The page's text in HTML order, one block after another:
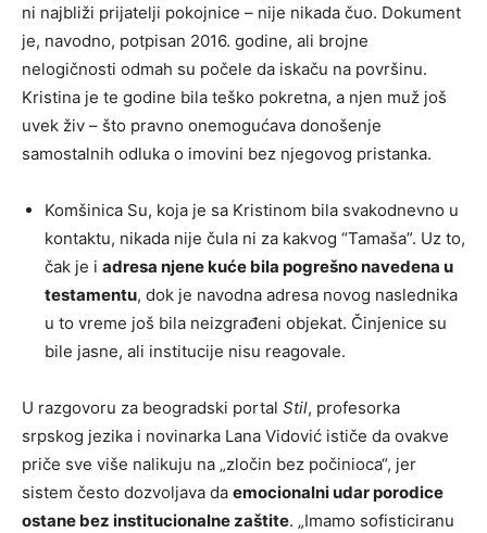
ni najbliži prijatelji pokojnice – nije nikada čuo. Dokument
je, navodno, potpisan 2016. godine, ali brojne
nelogičnosti odmah su počele da iskaču na površinu.
Kristina je te godine bila teško pokretna, a njen muž još
uvek živ – što pravno onemogućava donošenje
samostalnih odluka o imovini bez njegovog pristanka.
Komšinica Su, koja je sa Kristinom bila svakodnevno u
kontaktu, nikada nije čula ni za kakvog “Tamaša”. Uz to,
čak je i adresa njene kuće bila pogrešno navedena u
testamentu, dok je navodna adresa novog naslednika
u to vreme još bila neizgrađeni objekat. Činjenice su
bile jasne, ali institucije nisu reagovale.
U razgovoru za beogradski portal Stil, profesorka
srpskog jezika i novinarka Lana Vidović ističe da ovakve
priče sve više nalikuju na „zločin bez počinioca“, jer
sistem često dozvoljava da emocionalni udar porodice
ostane bez institucionalne zaštite. „Imamo sofisticiranu